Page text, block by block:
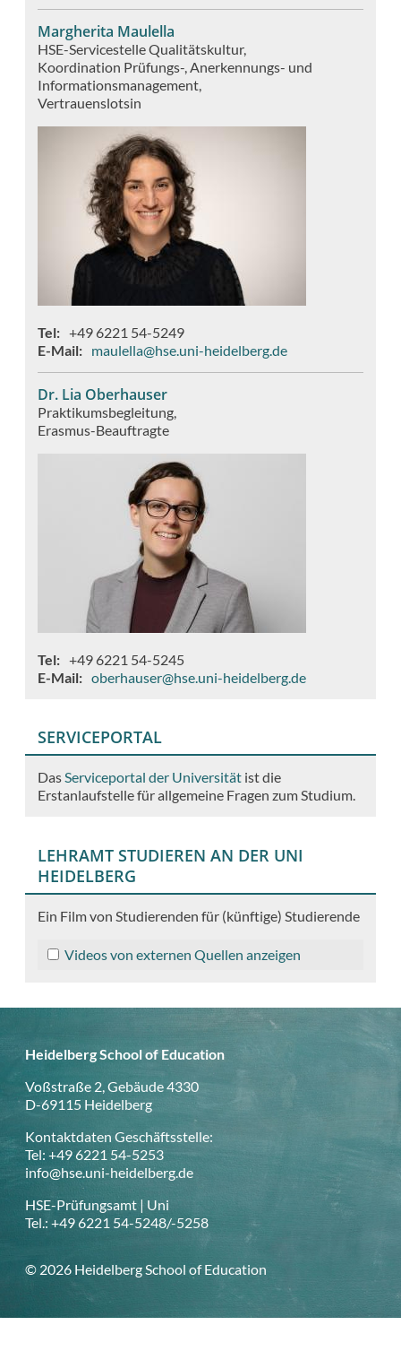
Margherita Maulella
HSE-Servicestelle Qualitätskultur
Koordination Prüfungs-, Anerkennungs- und
Informationsmanagement
Vertrauenslotsin
Tel
+49 6221 54-5249
E-Mail
maulella@hse.uni-heidelberg.de
Dr. Lia Oberhauser
Praktikumsbegleitung
Erasmus-Beauftragte
Tel
+49 6221 54-5245
E-Mail
oberhauser@hse.uni-heidelberg.de
SERVICEPORTAL
DasServiceportal der Universität ist die
Erstanlaufstelle für allgemeine Fragen zum Studium.
LEHRAMT STUDIEREN AN DER UNI
HEIDELBERG
Ein Film von Studierenden für (künftige) Studierende
Videos von externen Quellen anzeigen
Heidelberg School of Education
Voßstraße 2, Gebäude 4330
D-69115 Heidelberg
Kontaktdaten Geschäftsstelle:
Tel: +49 6221 54-5253
info@hse.uni-heidelberg.de
HSE-Prüfungsamt | Uni
Tel.: +49 6221 54-5248/-5258
© 2026 Heidelberg School of Education